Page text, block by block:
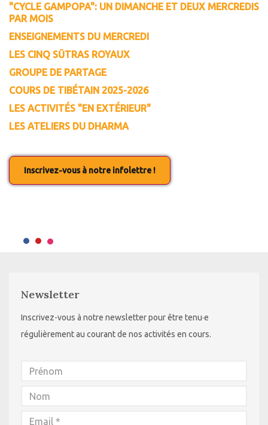
"CYCLE GAMPOPA": UN DIMANCHE ET DEUX MERCREDIS
PAR MOIS
ENSEIGNEMENTS DU MERCREDI
LES CINQ SŪTRAS ROYAUX
GROUPE DE PARTAGE
COURS DE TIBÉTAIN 2025-2026
LES ACTIVITÉS "EN EXTÉRIEUR"
LES ATELIERS DU DHARMA
Inscrivez-vous à notre infolettre !
Newsletter
Inscrivez-vous à notre newsletter pour être tenu·e
régulièrement au courant de nos activités en cours.